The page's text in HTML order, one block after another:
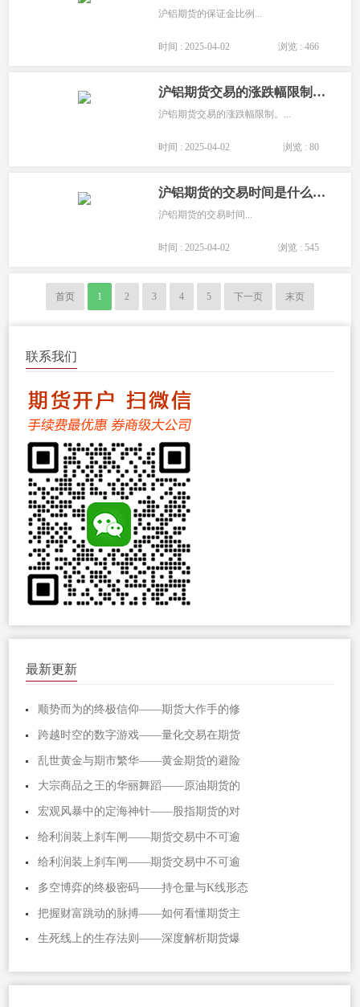
沪铝期货的保证金比例...
时间 : 2025-04-02 浏览 : 466
沪铝期货交易的涨跌幅限制是多少？
沪铝期货交易的涨跌幅限制。...
时间 : 2025-04-02 浏览 : 80
沪铝期货的交易时间是什么时候？
沪铝期货的交易时间...
时间 : 2025-04-02 浏览 : 545
首页 1 2 3 4 5 下一页 末页
联系我们
最新更新
顺势而为的终极信仰——期货大作手的修
跨越时空的数字游戏——量化交易在期货
乱世黄金与期市繁华——黄金期货的避险
大宗商品之王的华丽舞蹈——原油期货的
宏观风暴中的定海神针——股指期货的对
给利润装上刹车闸——期货交易中不可逾
给利润装上刹车闸——期货交易中不可逾
多空博弈的终极密码——持仓量与K线形态
把握财富跳动的脉搏——如何看懂期货主
生死线上的生存法则——深度解析期货爆